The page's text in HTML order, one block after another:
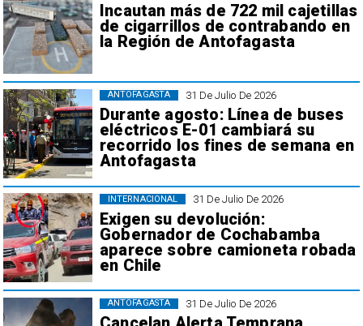
Incautan más de 722 mil cajetillas
de cigarrillos de contrabando en
la Región de Antofagasta
31 De Julio De 2026
Durante agosto: Línea de buses
eléctricos E-01 cambiará su
recorrido los fines de semana en
Antofagasta
ANTOFAGASTA
31 De Julio De 2026
Exigen su devolución:
Gobernador de Cochabamba
aparece sobre camioneta robada
en Chile
INTERNACIONAL
31 De Julio De 2026
ANTOFAGASTA